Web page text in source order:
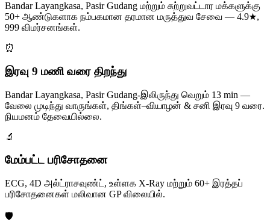
Bandar Layangkasa, Pasir Gudang மற்றும் சுற்றுவட்டார மக்களுக்கு
50+ ஆண்டுகளாக நம்பகமான தரமான மருத்துவ சேவை — 4.9★,
999 விமர்சனங்கள்.
⏰
இரவு 9 மணி வரை திறந்து
Bandar Layangkasa, Pasir Gudang-இலிருந்து வெறும் 13 min —
வேலை முடிந்து வாருங்கள், திங்கள்–வியாழன் & சனி இரவு 9 வரை.
நியமனம் தேவையில்லை.
🔬
மேம்பட்ட பரிசோதனை
ECG, 4D அல்ட்ராசவுண்ட், உள்ளக X-Ray மற்றும் 60+ இரத்தப்
பரிசோதனைகள் மலிவான GP விலையில்.
🛡️